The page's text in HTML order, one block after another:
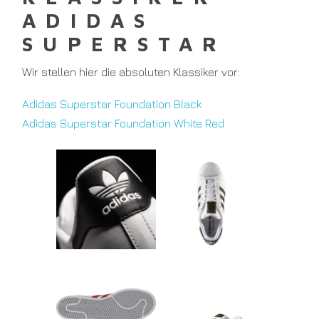
ADIDAS
SUPERSTAR
Wir stellen hier die absoluten Klassiker vor:
Adidas Superstar Foundation Black
Adidas Superstar Foundation White Red